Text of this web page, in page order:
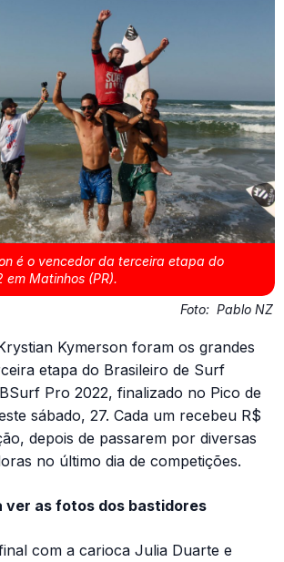
é o vencedor da terceira etapa do
em Matinhos (PR).
Foto: Pablo NZ
Kymerson foram os grandes
etapa do Brasileiro de Surf
Pro 2022, finalizado no Pico de
sábado, 27. Cada um recebeu R$
depois de passarem por diversas
no último dia de competições.
ver as fotos dos bastidores
com a carioca Julia Duarte e